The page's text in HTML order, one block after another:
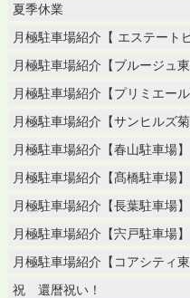
夏季休業
月極駐車場紹介【 エステート
月極駐車場紹介【ブルージュ東
月極駐車場紹介【プリミエール
月極駐車場紹介【サンヒルズ菊
月極駐車場紹介【春山駐車場】
月極駐車場紹介【髙橋駐車場】
月極駐車場紹介【長葉駐車場】
月極駐車場紹介【宍戸駐車場】
月極駐車場紹介【コアシティ東
祝 還暦祝い！